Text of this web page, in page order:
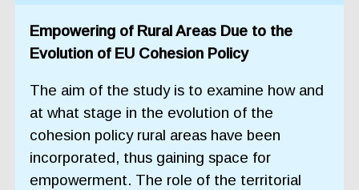
Empowering of Rural Areas Due to the
Evolution of EU Cohesion Policy
The aim of the study is to examine how and
at what stage in the evolution of the
cohesion policy rural areas have been
incorporated, thus gaining space for
empowerment. The role of the territorial